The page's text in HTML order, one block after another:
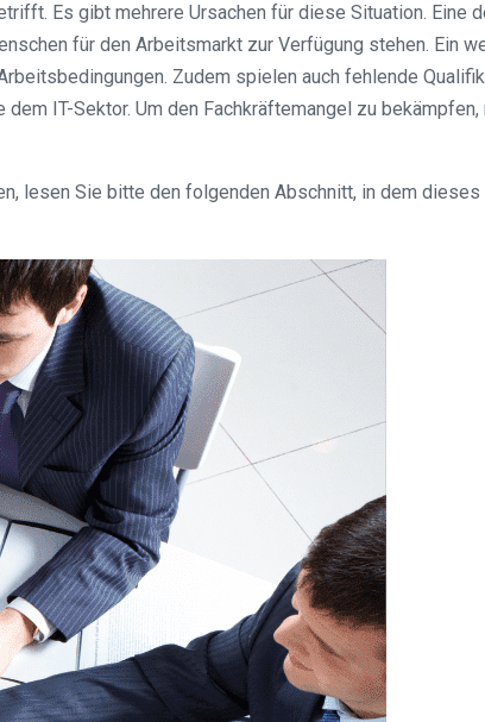
Es gibt mehrere Ursachen für diese Situation. Eine
für den Arbeitsmarkt zur Verfügung stehen. Ein
Zudem spielen auch fehlende
IT-Sektor. Um den Fachkräftemangel zu
lesen Sie bitte den folgenden Abschnitt, in dem